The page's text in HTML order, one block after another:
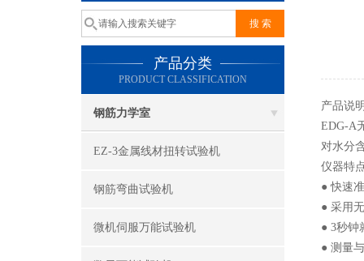
产品分类
PRODUCT CLASSIFICATION
钢筋力学室
EZ-3金属线材扭转试验机
钢筋弯曲试验机
微机伺服万能试验机
产品说
EDG-A
对水分
仪器特
● 快速
● 采用
● 3秒钟
● 测量